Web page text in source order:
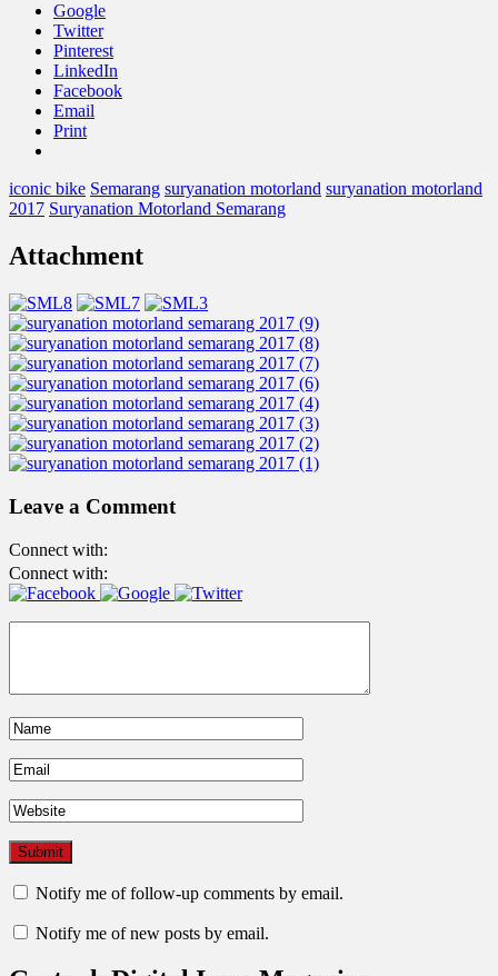
Google
Twitter
Pinterest
LinkedIn
Facebook
Email
Print
iconic bike Semarang suryanation motorland suryanation motorland
2017 Suryanation Motorland Semarang
Attachment
Leave a Comment
Connect with:
Connect with:
Notify me of follow-up comments by email.
Notify me of new posts by email.